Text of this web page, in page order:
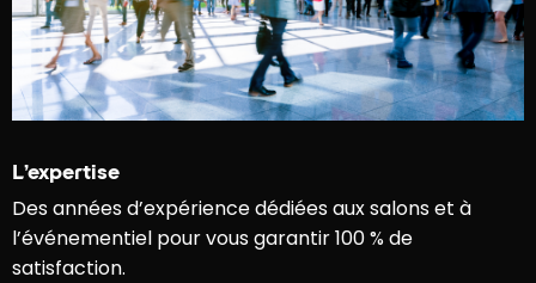
L’expertise
Des années d’expérience dédiées aux salons et à
l’événementiel pour vous garantir 100 % de
satisfaction.